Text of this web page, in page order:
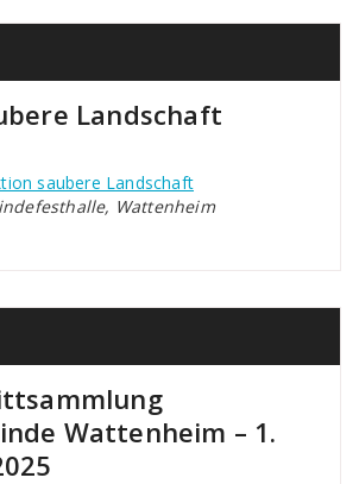
Landschaft
saubere Landschaft
Wattenheim
Wattenheim – 1.